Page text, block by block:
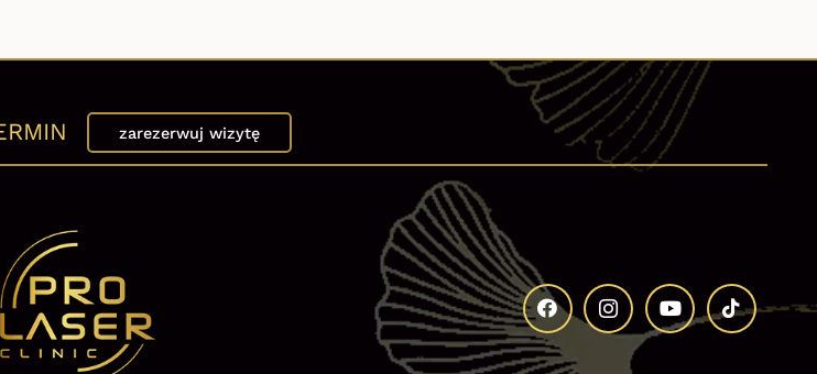
zarezerwuj wizytę